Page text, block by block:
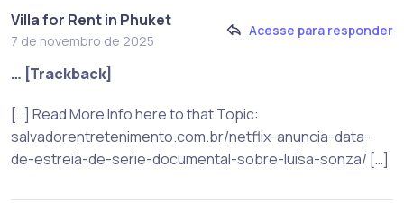
Villa for Rent in Phuket
7 de novembro de 2025
Acesse para responder
… [Trackback]
[…] Read More Info here to that Topic:
salvadorentretenimento.com.br/netflix-anuncia-data-
de-estreia-de-serie-documental-sobre-luisa-sonza/ […]